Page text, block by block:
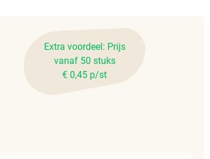
Extra voordeel: Prijs
vanaf 50 stuks
€ 0,45 p/st